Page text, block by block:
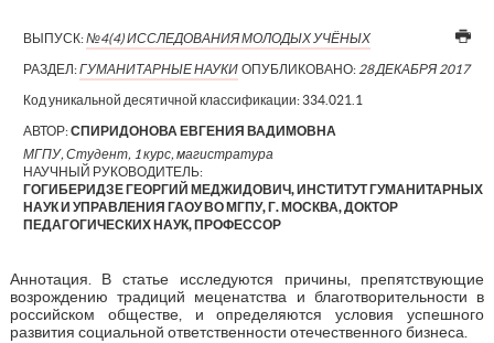
ВЫПУСК:№4(4) ИССЛЕДОВАНИЯ МОЛОДЫХ УЧЁНЫХ
РАЗДЕЛ:ГУМАНИТАРНЫЕ НАУКИ ОПУБЛИКОВАНО: 28 ДЕКАБРЯ 2017
Код уникальной десятичной классификации: 334.021.1
АВТОР:СПИРИДОНОВА ЕВГЕНИЯ ВАДИМОВНА
МГПУ, Студент, 1 курс, магистратура
НАУЧНЫЙ РУКОВОДИТЕЛЬ:
ГОГИБЕРИДЗЕ ГЕОРГИЙ МЕДЖИДОВИЧ, ИНСТИТУТ ГУМАНИТАРНЫХ
НАУК И УПРАВЛЕНИЯ ГАОУ ВО МГПУ, Г. МОСКВА, ДОКТОР
ПЕДАГОГИЧЕСКИХ НАУК, ПРОФЕССОР
Аннотация. В статье исследуются причины, препятствующие
возрождению традиций меценатства и благотворительности в
российском обществе, и определяются условия успешного
развития социальной ответственности отечественного бизнеса.